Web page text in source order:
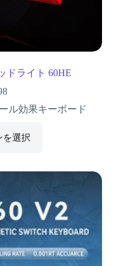
ドライト 60HE
ル効果キーボード
を選択